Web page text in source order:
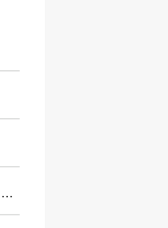
"ОЧЕНЬ ПЛОХИЕ НОВОСТИ": БОЛЬШАЯ ОШИБКА PALANTIR В РОССИИ. СТРАНЫ НАТО ВПЕРВЫЕ ЗА СВО ОСТАНОВИЛИ ПОСТАВКИ ОРУЖИЯ. ВСУ ТЕРЯЮТ ПРИГРАНИЧЬЕ?